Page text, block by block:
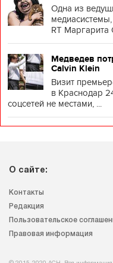
Одна из
RT Маргарита
Медведев
Calvin Klein
Визит
в Краснодар
соцсетей не местами, ...
О сайте:
Контакты
Редакция
Пользовательское
Правовая информация